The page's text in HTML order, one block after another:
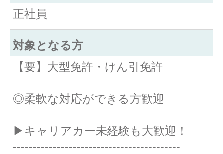
正社員
対象となる方
【要】大型免許・けん引免許
◎柔軟な対応ができる方歓迎
▶キャリアカー未経験も大歓迎！
------------------------------------------